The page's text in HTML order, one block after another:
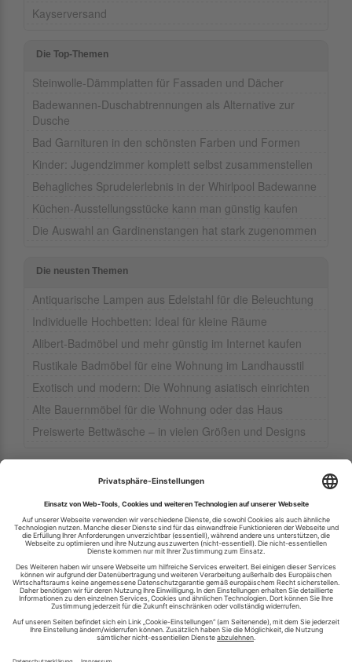
Kayserversand
Die Top-Themen
Steinwolle-Dämmplatten für Fassaden und Dächer
Badewannen-Duschabtrennungen als Alternative zur
Dusche
Bad Garnituren in den schönsten Farben und Formen
Kinder: Jugendzimmer komplett selbst zusammenstellen
Behagliches Sprudelerlebnis in der Whirlpool Badewanne
Küchen-Ausstellungsstücke kann man günstig kaufen
Die Auswahl an Gardinenstangen hat stark zugenommen
Die neusten Themen
Antiquarische Lampen aus Edelstahl für die Beleuchtung
Individuelle Hochbetten: Ideal für kleine Räume
Alibert-Badmöbel und mehr günstig im Internet kaufen
Rustikale Badmöbel für eine Wohnung im Landhausstil
Exotisch und modern: Die Wohnung asiatisch einrichten
Alte Bauernmöbel für die Wohnung oder das Haus
Preiswerte Bettwäsche – in vielen Größen und Designs
Ihren RSS-Feed veröffentlichen
RSS-Verzeichnis.de © 2003-2026
Impressum
Kontakt
Datenschutzinformation
Cookie-Einstellungen